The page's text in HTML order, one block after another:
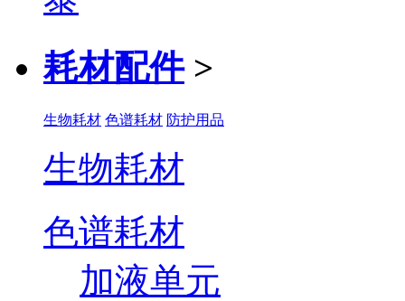
耗材配件 >
生物耗材 色谱耗材 防护用品
生物耗材
色谱耗材
加液单元